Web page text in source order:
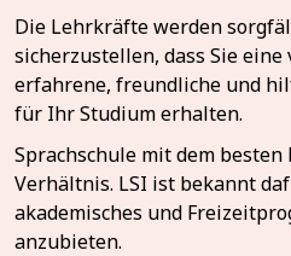
Die Lehrkräfte werden
sicherzustellen, dass Sie
erfahrene, freundliche und
für Ihr Studium erhalten.
Sprachschule mit dem
Verhältnis. LSI ist bekannt
akademisches und
anzubieten.